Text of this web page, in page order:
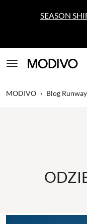
SEASON
MODIVO › Blog Runway